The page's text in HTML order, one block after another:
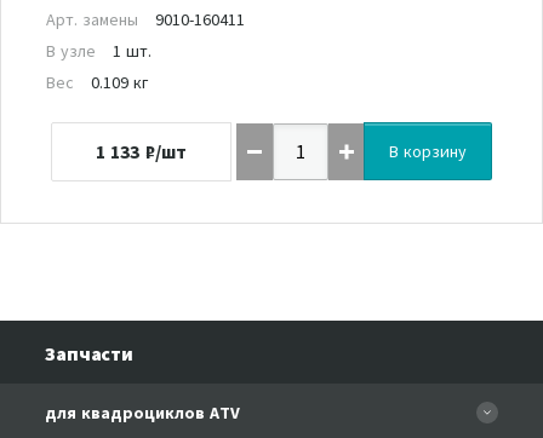
Арт. замены
9010-160411
В узле
1 шт.
Вес
0.109 кг
1 133 ₽/шт В корзину
Запчасти
для квадроциклов ATV